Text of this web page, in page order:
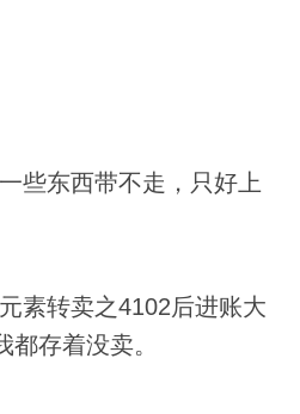
东西带不走，只好上
转卖之4102后进账大
存着没卖。